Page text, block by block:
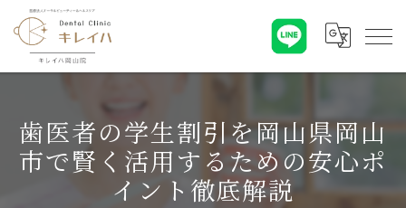
歯医者の学生割引を岡山県岡山
市で賢く活用するための安心ポ
イント徹底解説